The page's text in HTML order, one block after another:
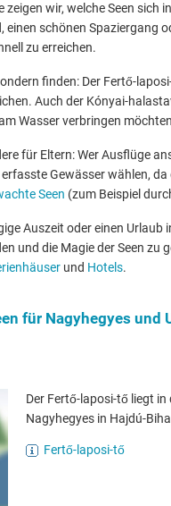
zeigen wir, welche Seen
einen schönen Spaziergang
zu erreichen.
finden: Der Fertő-
Auch der Kónyai-
Wasser verbringen
für Eltern: Wer Ausflüge
Gewässer wählen,
Seen (zum Beispiel
Auszeit oder einen
und die Magie der Seen zu
und Hotels.
für Nagyhegyes und
Der Fertő-laposi-tő liegt in
Nagyhegyes in Hajdú-
Fertő-laposi-tő